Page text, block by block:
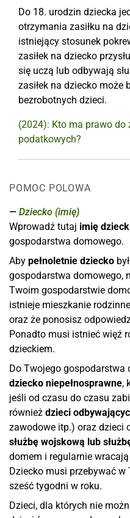
Do 18. urodzin dziecka
otrzymania zasiłku na
istniejący stosunek
zasiłek na dziecko
się uczą lub odbywają
zasiłek na dziecko może
bezrobotnych dzieci.
(2024): Kto ma prawo do
podatkowych?
POMOC POLOWA
Dziecko (imię)
Wprowadź tutaj imię
gospodarstwa domowego.
Aby pełnoletnie dziecko
gospodarstwa domowego,
Twoim gospodarstwie
istnieje mieszkanie
oraz że ponosisz
Ponadto musi istnieć więź
dzieckiem.
Do Twojego gospodarstwa
dziecko niepełnosprawne,
jeśli od czasu do czasu
również dzieci
zawodowe itp.) oraz dzieci
służbę wojskową lub
domem i regularnie
Dziecko musi przebywać
sześć tygodni w roku.
Dzieci, dla których nie